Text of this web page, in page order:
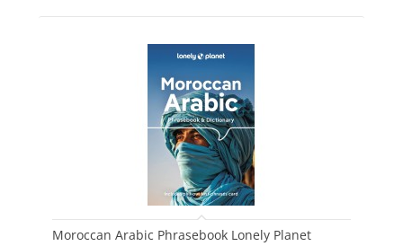
Moroccan Arabic Phrasebook Lonely Planet